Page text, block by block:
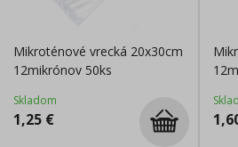
Mikroténové vrecká 20x30cm
12mikrónov 50ks
Skladom
1,25 €